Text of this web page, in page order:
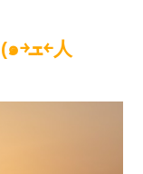
(๑￫ܫ￩人